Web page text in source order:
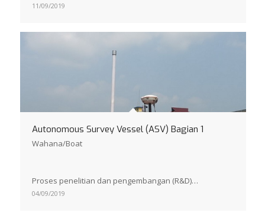
11/09/2019
Autonomous Survey Vessel (ASV) Bagian 1
Wahana/Boat
Proses penelitian dan pengembangan (R&D)…
04/09/2019